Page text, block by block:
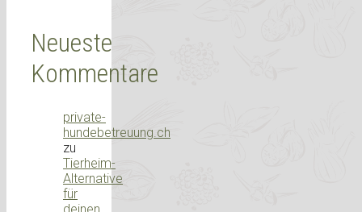
Neueste
Kommentare
private-
hundebetreuung.ch
zu
Tierheim-
Alternative
für